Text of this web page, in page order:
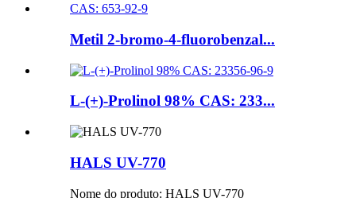
Metil 2-bromo-4-fluorobenzal...
L-(+)-Prolinol 98% CAS: 233...
HALS UV-770
Nome do produto: HALS UV-770